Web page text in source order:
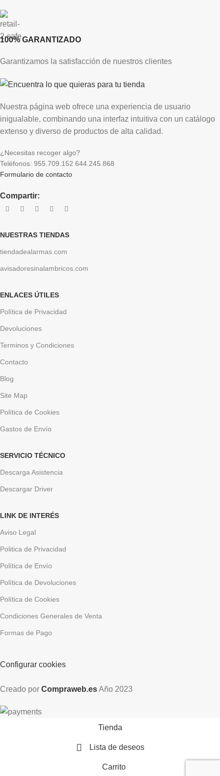
100% GARANTIZADO
Garantizamos la satisfacción de nuestros clientes
Nuestra página web ofrece una experiencia de usuario
inigualable, combinando una interfaz intuitiva con un catálogo
extenso y diverso de productos de alta calidad.
¿Necesitas recoger algo?
Teléfonos: 955.709.152 644.245.868
Formulario de contacto
Compartir:
NUESTRAS TIENDAS
tiendadealarmas.com
avisadoresinalambricos.com
ENLACES ÚTILES
Política de Privacidad
Devoluciones
Terminos y Condiciones
Contacto
Blog
Site Map
Política de Cookies
Gastos de Envío
SERVICIO TÉCNICO
Descarga Asistencia
Descargar Driver
LINK DE INTERÉS
Aviso Legal
Politica de Privacidad
Política de Envío
Política de Devoluciones
Política de Cookies
Condiciones Generales de Venta
Formas de Pago
Configurar cookies
Creado por Compraweb.esAño 2023
Tienda
Lista de deseos
Carrito